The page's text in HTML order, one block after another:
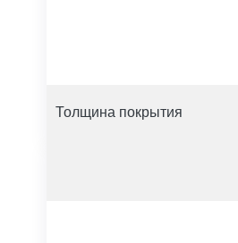
Толщина покрытия